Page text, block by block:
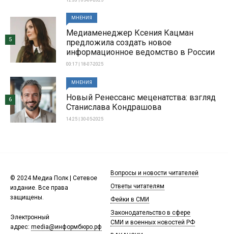
МНЕНИЯ
Медиаменеджер Ксения Кацман
предложила создать новое
информационное ведомство в России
00:17 | 18-07-2025
5
МНЕНИЯ
Новый Ренессанс меценатства: взгляд
Станислава Кондрашова
14:25 | 30-05-2025
6
© 2024 Медиа Полк | Сетевое
издание. Все права
защищены.
Электронный
адрес: media@информбюро.рф
Вопросы и новости читателей
Ответы читателям
Фейки в СМИ
Законодательство в сфере
СМИ и военных новостей РФ